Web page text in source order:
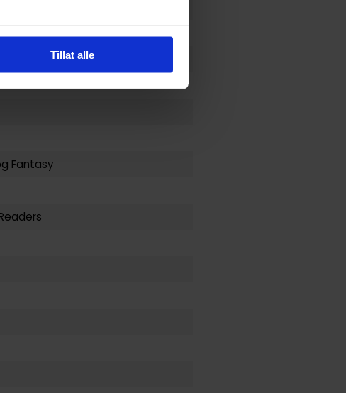
Tillat alle
Fantasy